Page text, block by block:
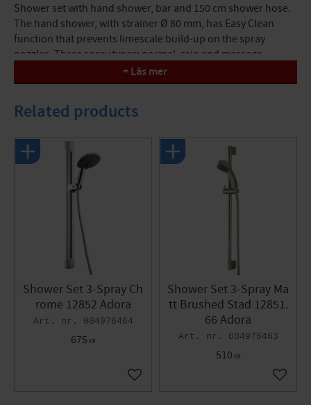
Shower set with hand shower, bar and 150 cm shower hose.
The hand shower, with strainer Ø 80 mm, has Easy Clean
function that prevents limescale build-up on the spray
nozzles. Three spray types: normal, rain and massage.
Equipped with water saving function that can be removed for
increased flow. The wall bar is 59 cm with 63.5 cm c/c. Hose
Specifications
Color: Chrome
+ Läs mer
Related products
Shower Set 3-Spray Ch
rome 12852 Adora
004976464
675 KR
Add to favorites
Shower Set 3-Spray Ma
tt Brushed Stad 12851.
66 Adora
004976463
510 KR
Add